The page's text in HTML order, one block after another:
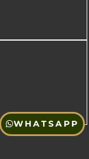
WHATSAPP